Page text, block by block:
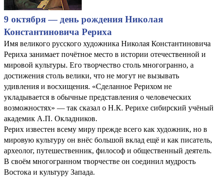
9 октября — день рождения Николая
Константиновича Рериха
Имя великого русского художника Николая Константиновича
Рериха занимает почётное место в истории отечественной и
мировой культуры. Его творчество столь многогранно, а
достижения столь велики, что не могут не вызывать
удивления и восхищения. «Сделанное Рерихом не
укладывается в обычные представления о человеческих
возможностях» — так сказал о Н.К. Рерихе сибирский учёный
академик А.П. Окладников.
Рерих известен всему миру прежде всего как художник, но в
мировую культуру он внёс большой вклад ещё и как писатель,
археолог, путешественник, философ и общественный деятель.
В своём многогранном творчестве он соединил мудрость
Востока и культуру Запада.